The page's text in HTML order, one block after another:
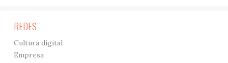
REDES
Cultura digital
Empresa